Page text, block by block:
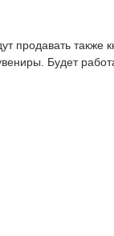
продавать также
Будет